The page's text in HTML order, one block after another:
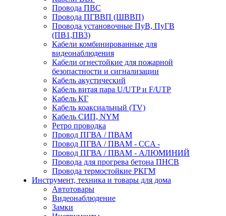
Провода ПВС
Провода ПГВВП (ШВВП)
Провода установочные ПуВ, ПуГВ
(ПВ1,ПВ3)
Кабели комбинированные для
видеонаблюдения
Кабели огнестойкие для пожарной
безопастности и сигнализации
Кабель акустический
Кабель витая пара U/UTP и F/UTP
Кабель КГ
Кабель коаксиальный (TV)
Кабель СИП, NYM
Ретро проводка
Провод ПГВА / ПВАМ
Провод ПГВА / ПВАМ - CCA -
Провод ПГВА / ПВАМ - АЛЮМИНИЙ
Провода для прогрева бетона ПНСВ
Провода термостойкие РКГМ
Инструмент, техника и товары для дома
Автотовары
Видеонаблюдение
Замки